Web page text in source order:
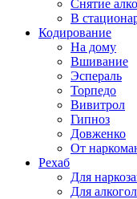
Снятие
В
Кодирование
На дому
Вшивание
Эспераль
Торпедо
Вивитрол
Гипноз
Довженко
От
Рехаб
Для
Для